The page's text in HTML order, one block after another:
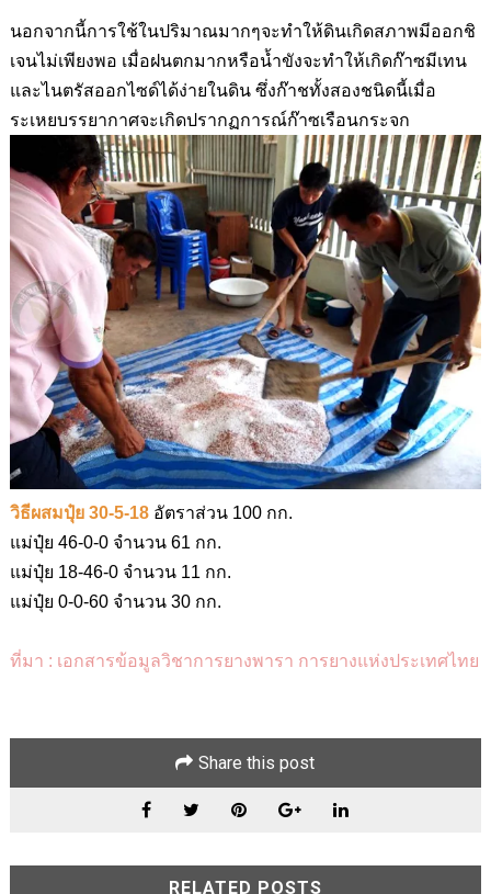
นอกจากนี้การใช้ในปริมาณมากๆจะทำให้ดินเกิดสภาพมีออกชิ
เจนไม่เพียงพอ เมื่อฝนตกมากหรือน้ำขังจะทำให้เกิดก๊าซมีเทน
และไนตรัสออกไซด์ได้ง่ายในดิน ซึ่งก๊าชทั้งสองชนิดนี้เมื่อ
ระเหยบรรยากาศจะเกิดปรากฏการณ์ก๊าซเรือนกระจก
วิธีผสมปุ๋ย 30-5-18 อัตราส่วน 100 กก.
แม่ปุ๋ย 46-0-0 จำนวน 61 กก.
แม่ปุ๋ย 18-46-0 จำนวน 11 กก.
แม่ปุ๋ย 0-0-60 จำนวน 30 กก.
ที่มา : เอกสารข้อมูลวิชาการยางพารา การยางแห่งประเทศไทย
Share this post
RELATED POSTS